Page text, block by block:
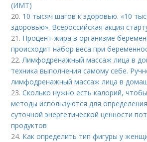
(ИМТ)
20. 10 тысяч шагов к здоровью. «10
здоровью». Всероссийская акция
21. Процент жира в организме
происходит набор веса при
22.Лимфодренажный массаж лица в
техника выполнения самому себе.
лимфодренажный массаж лица в
23.Сколько нужно есть калорий,
методы используются для
суточной энергетической ценности
продуктов
24. Как определить тип фигуры у